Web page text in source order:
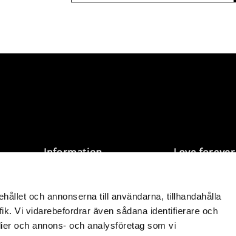
och annonserna till användarna, tillhandahålla
Vi vidarebefordrar även sådana identifierare och
och annons- och analysföretag som vi
Information
Integritetspolicy
Storleksguide & Tvättråd
Butik Öppettider
Love forever
Önskelistan
Kundservice
B2B